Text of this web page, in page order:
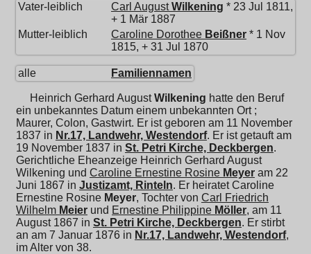
Vater-leiblich Carl August Wilkening * 23 Jul 1811,
+ 1 Mär 1887
Mutter-leiblich
Caroline Dorothee Beißner * 1 Nov
1815, + 31 Jul 1870
alle Familiennamen
Heinrich Gerhard August Wilkening hatte den Beruf
ein unbekanntes Datum einem unbekannten Ort ;
Maurer, Colon, Gastwirt. Er ist geboren am 11 November
1837 in Nr.17, Landwehr, Westendorf. Er ist getauft am
19 November 1837 in St. Petri Kirche, Deckbergen.
Gerichtliche Eheanzeige Heinrich Gerhard August
Wilkening und Caroline Ernestine Rosine Meyer am 22
Juni 1867 in Justizamt, Rinteln. Er heiratetCaroline
Ernestine Rosine Meyer, Tochter von Carl Friedrich
Wilhelm Meier und Ernestine Philippine Möller, am 11
August 1867 in St. Petri Kirche, Deckbergen. Er stirbt
an am 7 Januar 1876 in Nr.17, Landwehr, Westendorf,
im Alter von 38.